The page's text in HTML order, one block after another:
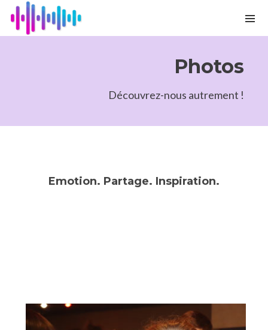
Photos
Découvrez-nous autrement !
Emotion. Partage. Inspiration.